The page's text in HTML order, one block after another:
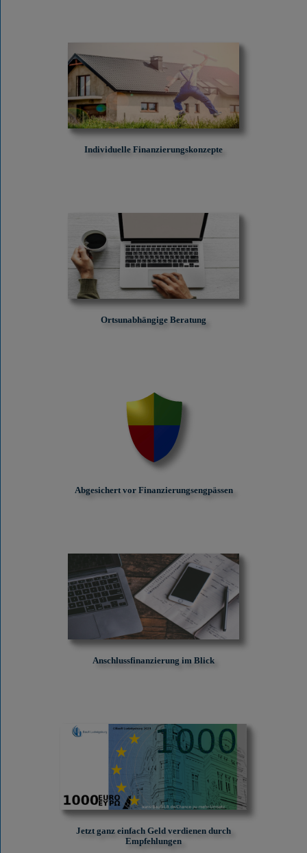
Individuelle Finanzierungskonzepte
Ortsunabhängige Beratung
Abgesichert vor Finanzierungs­engpässen
Anschlussfinanzierung im Blick
Jetzt ganz einfach Geld verdienen durch
Empfehlungen